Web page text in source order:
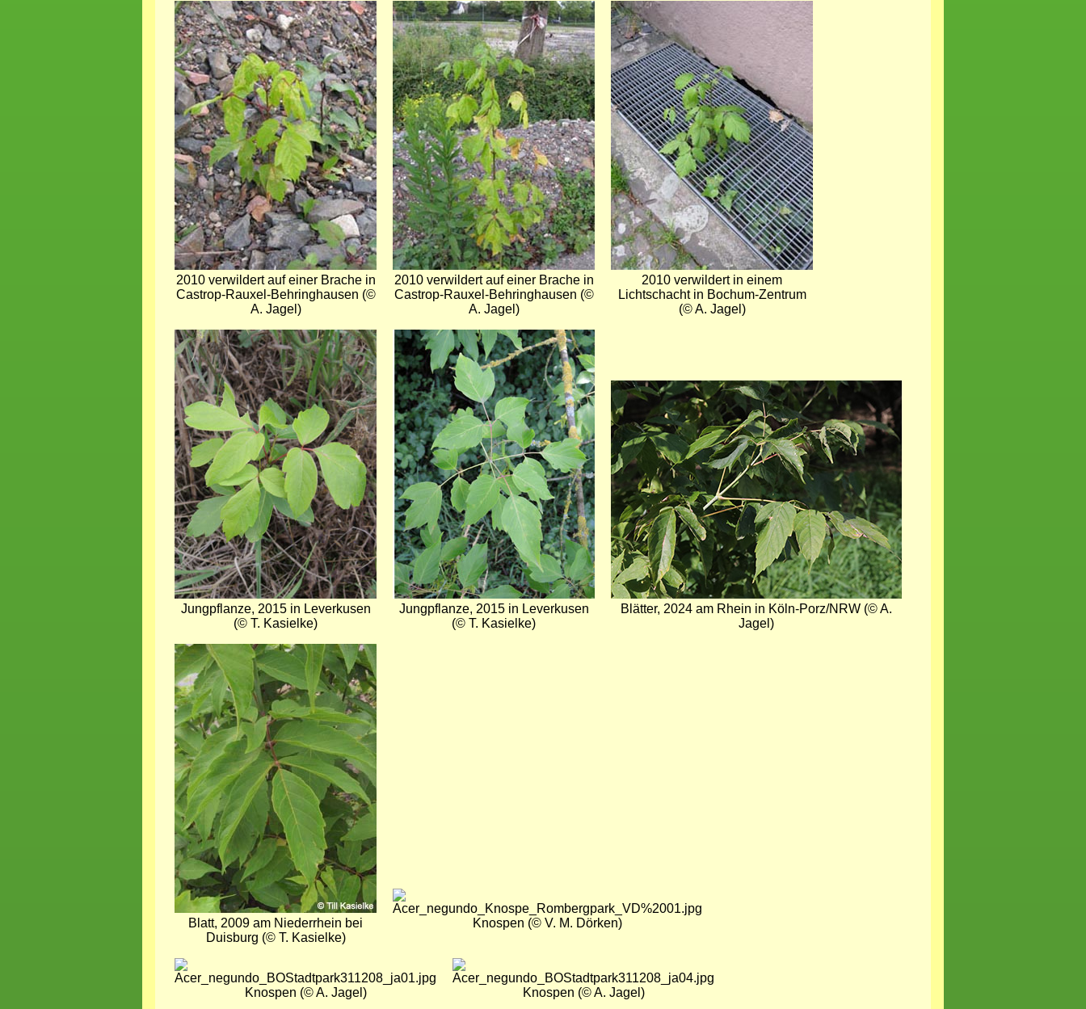
Bild
2010 verwildert auf einer Brache in
Castrop-Rauxel-Behringhausen (©
A. Jagel)
Bild
2010 verwildert auf einer Brache in
Castrop-Rauxel-Behringhausen (©
A. Jagel)
Bild
2010 verwildert in einem
Lichtschacht in Bochum-Zentrum
(© A. Jagel)
Bild
Jungpflanze, 2015 in Leverkusen
(© T. Kasielke)
Bild
Jungpflanze, 2015 in Leverkusen
(© T. Kasielke)
Bild
Blätter, 2024 am Rhein in Köln-Porz/NRW (© A.
Jagel)
Bild
Blatt, 2009 am Niederrhein bei
Duisburg (© T. Kasielke)
Bild
Knospen (© V. M. Dörken)
Bild
Knospen (© A. Jagel)
Bild
Knospen (© A. Jagel)